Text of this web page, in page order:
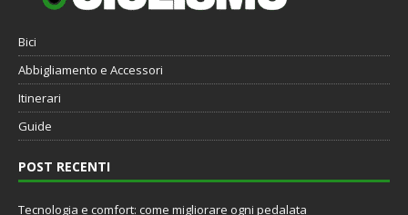
Bici
Abbigliamento e Accessori
Itinerari
Guide
POST RECENTI
Tecnologia e comfort: come migliorare ogni pedalata